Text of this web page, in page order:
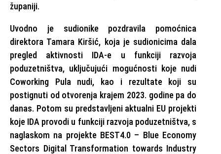
županiji.
Uvodno je sudionike pozdravila pomoćnica
direktora Tamara Kiršić, koja je sudionicima dala
pregled aktivnosti IDA-e u funkciji razvoja
poduzetništva, uključujući mogućnosti koje nudi
Coworking Pula nudi, kao i rezultate koji su
postignuti od otvorenja krajem 2023. godine pa do
danas. Potom su predstavljeni aktualni EU projekti
koje IDA provodi u funkciji razvoja poduzetništva, s
naglaskom na projekte BEST4.0 – Blue Economy
Sectors Digital Transformation towards Industry